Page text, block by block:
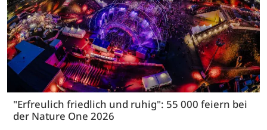
"Erfreulich friedlich und ruhig": 55 000 feiern bei
der Nature One 2026